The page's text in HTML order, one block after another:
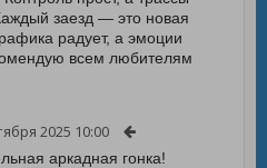
заезд — это новая
радует, а эмоции
всем любителям
2025 10:00
аркадная гонка!